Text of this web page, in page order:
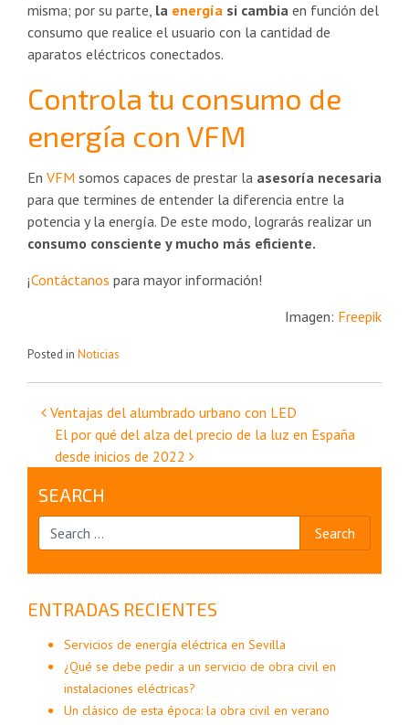
misma; por su parte, la energía si cambia en función del
consumo que realice el usuario con la cantidad de
aparatos eléctricos conectados.
Controla tu consumo de
energía con VFM
En VFM somos capaces de prestar la asesoría necesaria
para que termines de entender la diferencia entre la
potencia y la energía. De este modo, lograrás realizar un
consumo consciente y mucho más eficiente.
¡Contáctanos para mayor información!
Imagen: Freepik
Posted in Noticias
Navegación
de
entradas
Ventajas del alumbrado urbano con LED
El por qué del alza del precio de la luz en España
desde inicios de 2022
SEARCH
ENTRADAS RECIENTES
Servicios de energía eléctrica en Sevilla
¿Qué se debe pedir a un servicio de obra civil en
instalaciones eléctricas?
Un clásico de esta época: la obra civil en verano